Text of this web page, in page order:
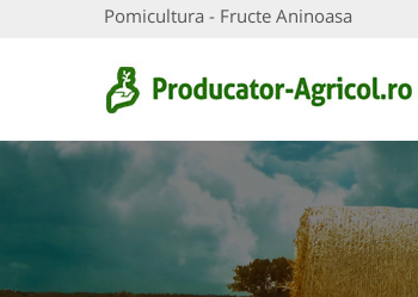
Pomicultura - Fructe Aninoasa